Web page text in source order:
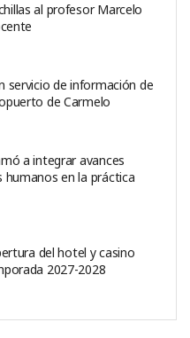
al profesor Marcelo
servicio de información de
de Carmelo
a integrar avances
en la práctica
del hotel y casino
2027-2028